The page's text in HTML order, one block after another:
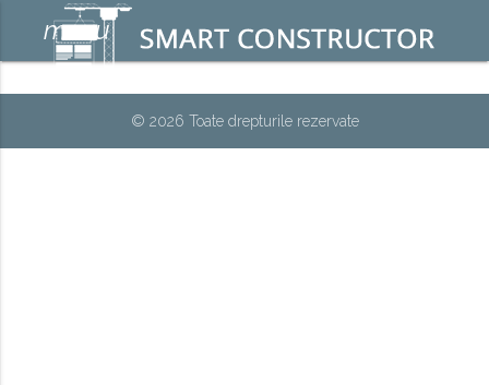
menu
© 2026 Toate drepturile rezervate